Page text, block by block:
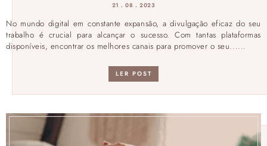
21 . 08 . 2023
No mundo digital em constante expansão, a divulgação eficaz do seu
trabalho é crucial para alcançar o sucesso. Com tantas plataformas
disponíveis, encontrar os melhores canais para promover o seu......
LER POST